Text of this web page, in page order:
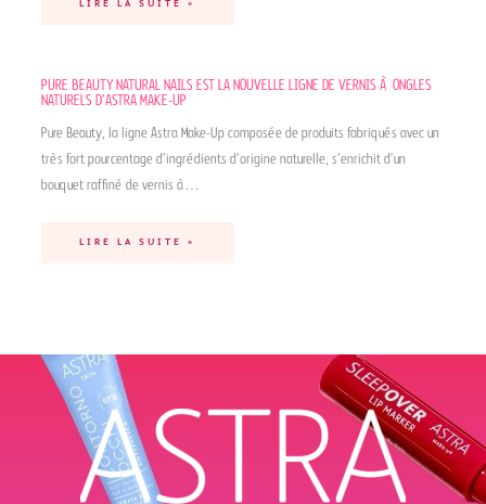
LIRE LA SUITE »
PURE BEAUTY NATURAL NAILS EST LA NOUVELLE LIGNE DE VERNIS À ONGLES
NATURELS D’ASTRA MAKE-UP
Pure Beauty, la ligne Astra Make-Up composée de produits fabriqués avec un
très fort pourcentage d’ingrédients d’origine naturelle, s’enrichit d’un
bouquet raffiné de vernis à…
LIRE LA SUITE »